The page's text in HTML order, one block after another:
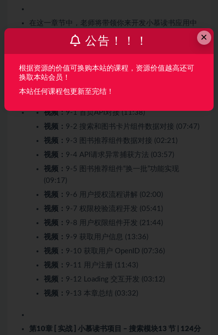
在这一章节中，老师将带领你来开发小慕读书应用中
的用户授权。其中包括如何进行用户授权，以及判断
用户权限、获取 OpenID 等内容，尽量呈现出一套用
收起列表
视频：9-1 首页API对接 (11:38)
视频： 9-2 搜索和图书卡片组件数据对接 (07:47)
视频： 9-3 图书推荐组件数据对接 (02:21)
视频： 9-4 API请求异常捕获方法 (03:57)
视频： 9-5 图书推荐组件“换一批”功能实现
(09:17)
视频： 9-6 用户授权流程讲解 (02:00)
视频： 9-7 权限校验流程开发 (05:41)
视频： 9-8 用户权限组件开发 (21:44)
视频： 9-9 获取用户信息 (13:36)
视频： 9-10 获取用户 OpenID (07:36)
视频： 9-11 用户注册 (11:43)
视频： 9-12 Loading 交互开发 (03:12)
视频： 9-13 本章总结 (03:32)
第10章 [ 实战 ] 小慕读书项目 – 搜索模块13 节 | 124分
×
公告！！！
根据资源的价值可换购本站的课程，资源价值越高还可
换取本站会员！
本站任何课程包更新至完结！